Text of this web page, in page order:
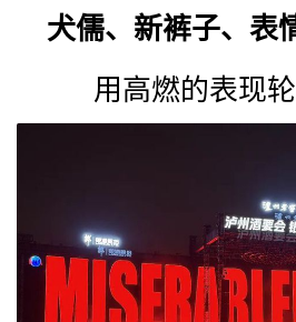
犬儒、新裤子、表
用高燃的表现